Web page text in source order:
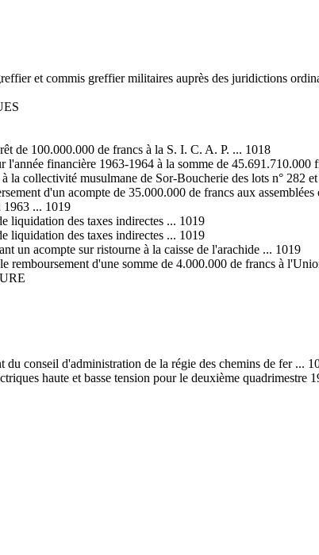
et commis greffier militaires auprès des juridictions
de 100.000.000 de francs à la S. I. C. A. P. ... 1018
financière 1963-1964 à la somme de 45.691.710.000
collectivité musulmane de Sor-Boucherie des lots n° 282
d'un acompte de 35.000.000 de francs aux
1963 ... 1019
liquidation des taxes indirectes ... 1019
liquidation des taxes indirectes ... 1019
un acompte sur ristourne à la caisse de l'arachide ... 1019
d'une somme de 4.000.000 de francs à
conseil d'administration de la régie des chemins de fer ...
haute et basse tension pour le deuxième quadrimestre